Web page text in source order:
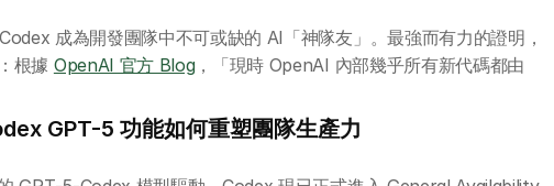
成為開發團隊中不可或缺的 AI「神隊友」。最強而有力的證明，
根據 OpenAI 官方 Blog，「現時 OpenAI 內部幾乎所有新代碼都由
GPT-5 功能如何重塑團隊生產力